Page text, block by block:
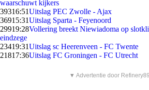
waarschuwt kijkers
39316:51Uitslag PEC Zwolle - Ajax
36915:31Uitslag Sparta - Feyenoord
29919:28Vollering breekt Niewiadoma op
eindzege
23419:31Uitslag sc Heerenveen - FC Twente
21817:36Uitslag FC Groningen - FC Utrecht
▼ Advertentie door Refinery89